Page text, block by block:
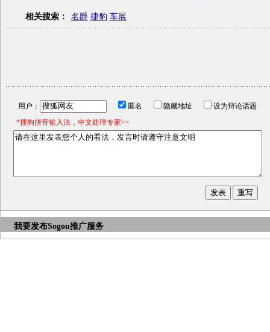
相关搜索： 名爵 捷豹 车展
用户： 匿名 隐藏地址
设为辩论话题
*搜狗拼音输入法，中文处理专家>>
我要发布Sogou推广服务